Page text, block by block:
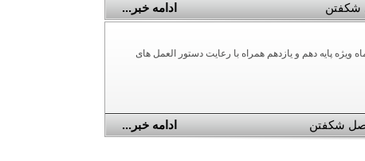
ادامه خبر...
عمومی دبیرستان علوم و معارف اسلامی شهید مطهری یزد، گارگاه جمع بندی درس احکام در تاریخ 20 آبان ماه ویژه پایه دهم و یازدهم همراه با رعایت دستور العمل های
شکفتن ادامه خبر...